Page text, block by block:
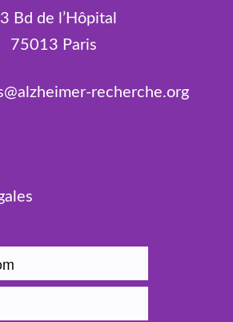
Bd de l’Hôpital
75013 Paris
recherche.org